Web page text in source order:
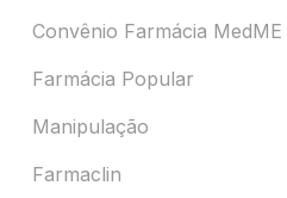
Convênio Farmácia MedME
Farmácia Popular
Manipulação
Farmaclin